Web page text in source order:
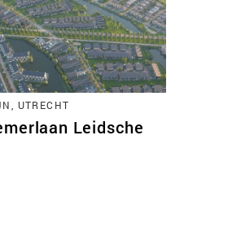
UTRECHT
Leidsche